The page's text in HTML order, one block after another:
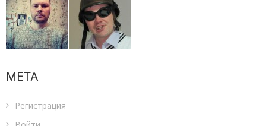
МЕТА
Регистрация